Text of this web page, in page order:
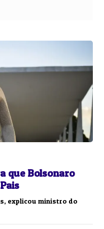
que Bolsonaro
explicou ministro do